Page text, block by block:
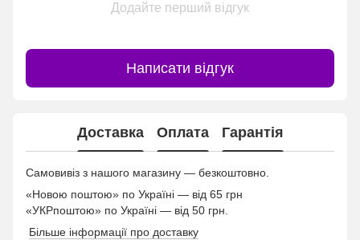
Додайте перший відгук
Написати відгук
Доставка Оплата Гарантія
Самовивіз з нашого магазину — безкоштовно.
«Новою поштою» по Україні — від 65 грн
«УКРпоштою» по Україні — від 50 грн.
Більше інформації про доставку